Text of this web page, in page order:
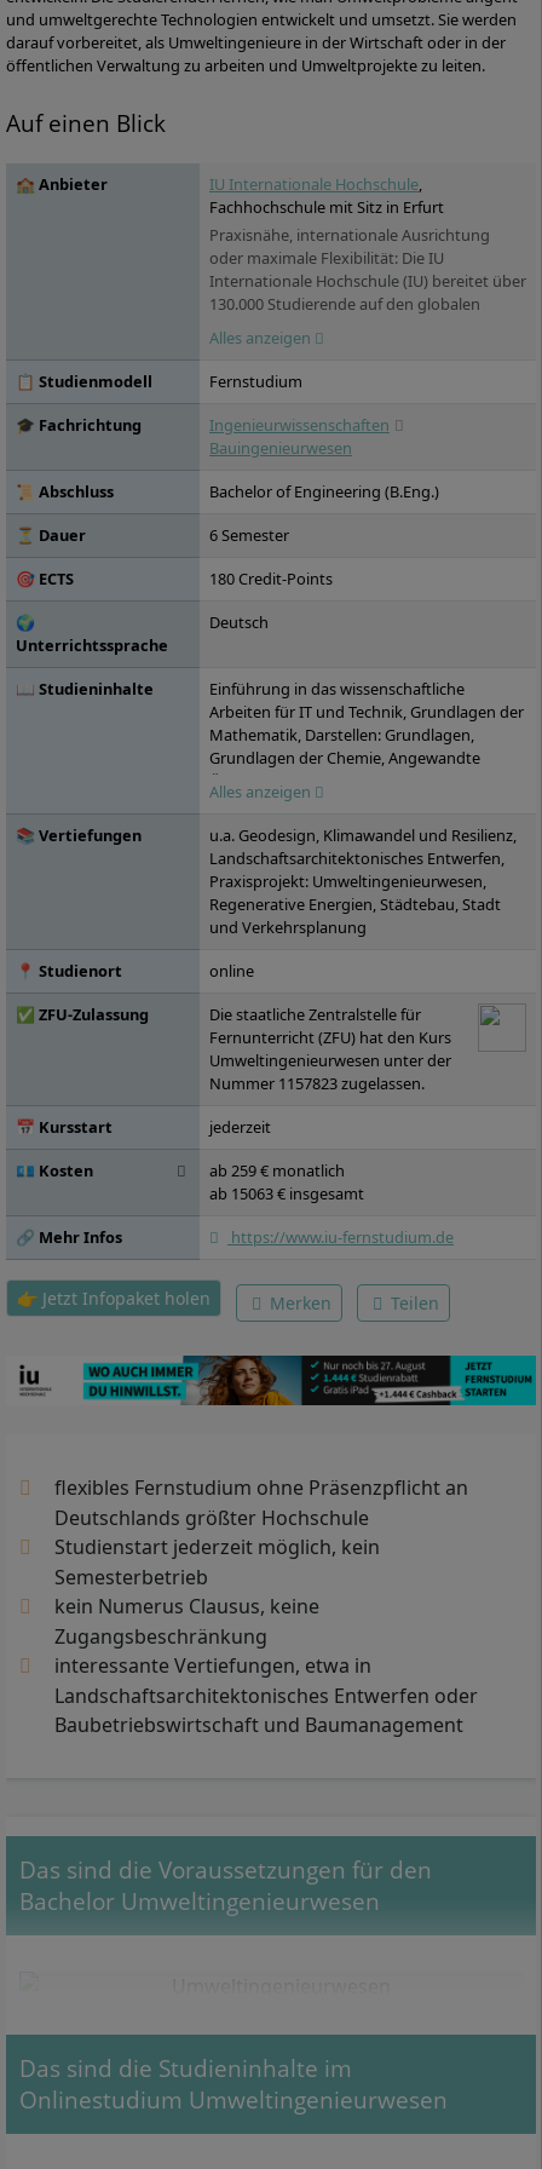
und umweltgerechte Technologien entwickelt und umsetzt. Sie werden
darauf vorbereitet, als Umweltingenieure in der Wirtschaft oder in der
öffentlichen Verwaltung zu arbeiten und Umweltprojekte zu leiten.
Auf einen Blick
🏫 Anbieter IU Internationale Hochschule,
Fachhochschule mit Sitz in Erfurt
Praxisnähe, internationale Ausrichtung
oder maximale Flexibilität: Die IU
Internationale Hochschule (IU) bereitet über
130.000 Studierende auf den globalen
Arbeitsmarkt vor. Sie versammelt unter
ihrem Dach über 100 Studienprogramme,
die in zwei voneinander unabhängigen
das IU Duale Studium sowie das IU
Fernstudium. Die IU bietet den
renommierten Praxispartnern in die
haben bereits erfolgreich mit der IU
Versicherungen oder Motel One. Die IU, die
Städten in Deutschland vertreten.
Alles anzeigen
📋 Studienmodell
Fernstudium
🎓 Fachrichtung
Ingenieurwissenschaften
Bauingenieurwesen
📜 Abschluss
Bachelor of Engineering (B.Eng.)
⏳ Dauer
6 Semester
🎯 ECTS
180 Credit-Points
🌍
Unterrichtssprache
Deutsch
📖 Studieninhalte
Einführung in das wissenschaftliche
Arbeiten für IT und Technik, Grundlagen der
Mathematik, Darstellen: Grundlagen,
Grundlagen der Chemie, Angewandte
Ökologie: Grundlagen, Projekt: Angewandte
Ökologie und Klimawandel, Privates und
öffentliches Baurecht, Kollaboratives
Arbeiten, Grundlagen der Physik,
Landnutzung, Limnologie der Seen und
Fließgewässer, Projekt: Erneuerbare
Energien, Vermessungskunde,
Interkulturelle und ethische
Handlungskompetenzen, Baukonstruktion
Baustoffkunde, Abfall- und
Siedlungswasserwirtschaft, Projekt:
Bioindikation und Umweltmonitoring,
Nachhaltige Baukonstruktion und
Geoinformation, Wasserbau,
Vertiefung, Projekt: Hochwasserschutz und
Gewässerrenaturierung,
Abwasseraufbereitung, Darstellen: CAD,
Altlastensanierung, Verkehrswegebau,
Industrielle Umwelttechnik, Projekt:
A, Wahlpflichtmodul B, Bachelorarbeit
Alles anzeigen
📚 Vertiefungen
u.a. Geodesign, Klimawandel und Resilienz,
Landschaftsarchitektonisches Entwerfen,
Praxisprojekt: Umweltingenieurwesen,
Regenerative Energien, Städtebau, Stadt
und Verkehrsplanung
📍 Studienort
online
✅ ZFU-Zulassung
Die staatliche Zentralstelle für
Fernunterricht (ZFU) hat den Kurs
Umweltingenieurwesen unter der
Nummer 1157823 zugelassen.
📅 Kursstart
jederzeit
💶 Kosten
ab 259 € monatlich
ab 15063 € insgesamt
🔗 Mehr Infos
https://www.iu-fernstudium.de
👉 Jetzt Infopaket holen Merken Teilen
flexibles Fernstudium ohne Präsenzpflicht an
Deutschlands größter Hochschule
Studienstart jederzeit möglich, kein
Semesterbetrieb
kein Numerus Clausus, keine
Zugangsbeschränkung
interessante Vertiefungen, etwa in
Landschaftsarchitektonisches Entwerfen oder
Baubetriebswirtschaft und Baumanagement
Das sind die Voraussetzungen für den
Bachelor Umweltingenieurwesen
Das sind die Studieninhalte im
Onlinestudium Umweltingenieurwesen